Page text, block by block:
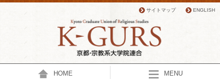
サイトマップ ENGLISH
HOME MENU